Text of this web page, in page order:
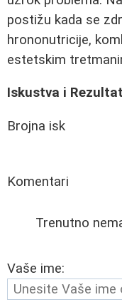
postižu kada se
hrononutricije,
estetskim
Iskustva i
Brojna isk
Komentari
Trenutno
Vaše ime: